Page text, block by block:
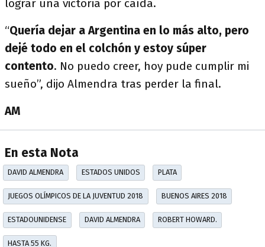
lograr una victoria por caída.
“Quería dejar a Argentina en lo más alto, pero
dejé todo en el colchón y estoy súper
contento. No puedo creer, hoy pude cumplir mi
sueño”, dijo Almendra tras perder la final.
AM
En esta Nota
DAVID ALMENDRA ESTADOS UNIDOS PLATA
JUEGOS OLÍMPICOS DE LA JUVENTUD 2018 BUENOS AIRES 2018
ESTADOUNIDENSE DAVID ALMENDRA ROBERT HOWARD.
HASTA 55 KG.